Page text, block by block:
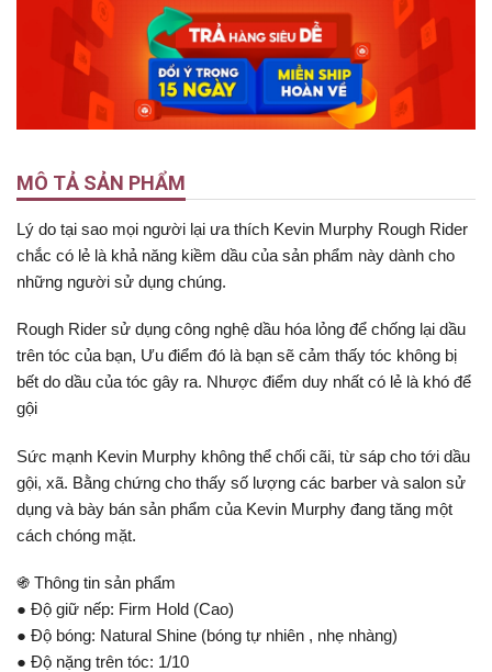
MÔ TẢ SẢN PHẨM
Lý do tại sao mọi người lại ưa thích Kevin Murphy Rough Rider
chắc có lẻ là khả năng kiềm dầu của sản phẩm này dành cho
những người sử dụng chúng.
Rough Rider sử dụng công nghệ dầu hóa lỏng để chống lại dầu
trên tóc của bạn, Ưu điểm đó là bạn sẽ cảm thấy tóc không bị
bết do dầu của tóc gây ra. Nhược điểm duy nhất có lẻ là khó để
gội
Sức mạnh Kevin Murphy không thể chối cãi, từ sáp cho tới dầu
gội, xã. Bằng chứng cho thấy số lượng các barber và salon sử
dụng và bày bán sản phẩm của Kevin Murphy đang tăng một
cách chóng mặt.
֍ Thông tin sản phẩm
● Độ giữ nếp: Firm Hold (Cao)
● Độ bóng: Natural Shine (bóng tự nhiên , nhẹ nhàng)
● Độ nặng trên tóc: 1/10